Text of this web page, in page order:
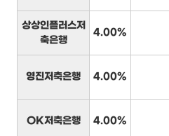
상상인플러스저
축은행
4.00%
영진저축은행 4.00%
OK저축은행 4.00%